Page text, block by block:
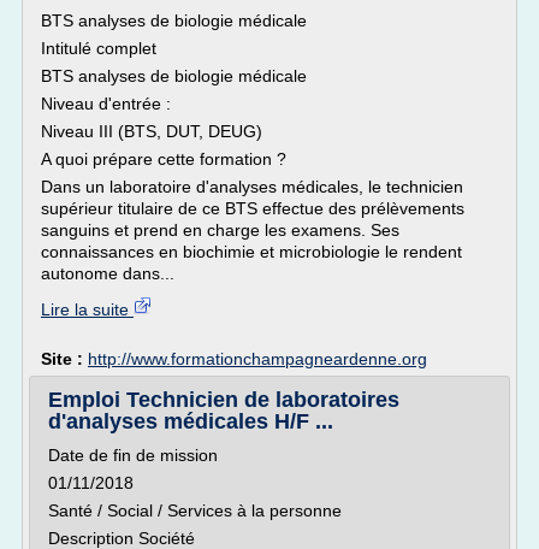
BTS analyses de biologie médicale
Intitulé complet
BTS analyses de biologie médicale
Niveau d'entrée :
Niveau III (BTS, DUT, DEUG)
A quoi prépare cette formation ?
Dans un laboratoire d'analyses médicales, le technicien
supérieur titulaire de ce BTS effectue des prélèvements
sanguins et prend en charge les examens. Ses
connaissances en biochimie et microbiologie le rendent
autonome dans...
Lire la suite
Site : http://www.formationchampagneardenne.org
Emploi Technicien de laboratoires
d'analyses médicales H/F ...
Date de fin de mission
01/11/2018
Santé / Social / Services à la personne
Description Société